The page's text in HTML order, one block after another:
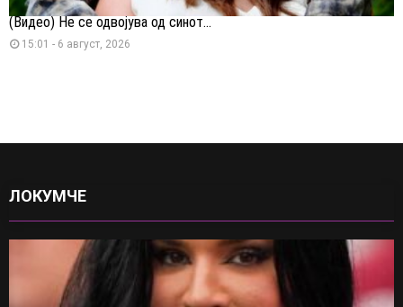
(Видео) Не се одвојува од синот...
15:01 - 6 август, 2026
ЛОКУМЧЕ